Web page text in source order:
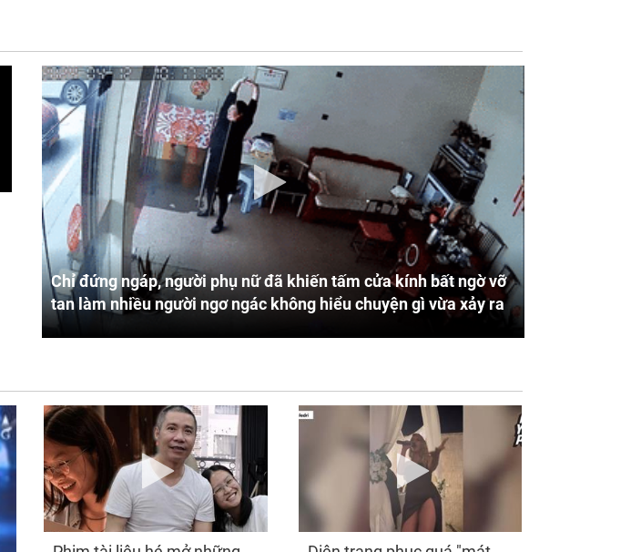
Chỉ đứng ngáp, người phụ nữ đã khiến tấm cửa kính bất ngờ vỡ
tan làm nhiều người ngơ ngác không hiểu chuyện gì vừa xảy ra